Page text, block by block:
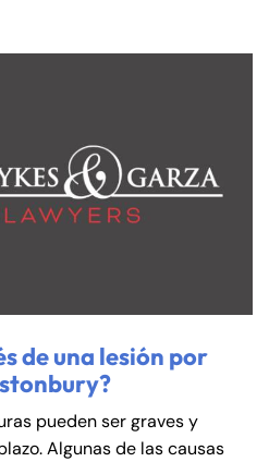
de una lesión por
pueden ser graves y
Algunas de las causas